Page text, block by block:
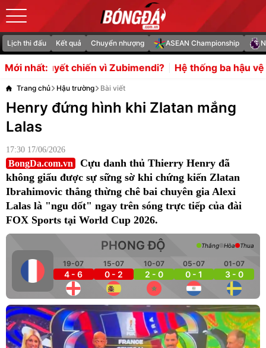
Lịch thi đấu Kết quả Chuyển nhượng ASEAN Championship
Mới nhất:
Zubimendi? Hệ thống ba hậu vệ là lời giải cho hàng
Trang chủ Hậu trường Bài viết
Henry đứng hình khi Zlatan mắng
Lalas
17:30 17/06/2026
BongDa.com.vn
Cựu danh thủ Thierry Henry đã
không giấu được sự sững sờ khi chứng kiến Zlatan
Ibrahimovic thẳng thừng chê bai chuyên gia Alexi
Lalas là "ngu dốt" ngay trên sóng trực tiếp của đài
FOX Sports tại World Cup 2026.
PHONG ĐỘ
19-07
4 - 6
15-07
0 - 2
10-07
2 - 0
05-07
0 - 1
01-07
3 - 0
Thắng Hòa Thua